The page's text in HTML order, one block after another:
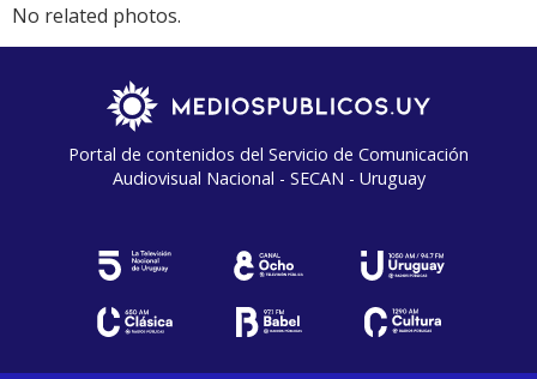
No related photos.
Portal de contenidos del Servicio de Comunicación
Audiovisual Nacional - SECAN - Uruguay